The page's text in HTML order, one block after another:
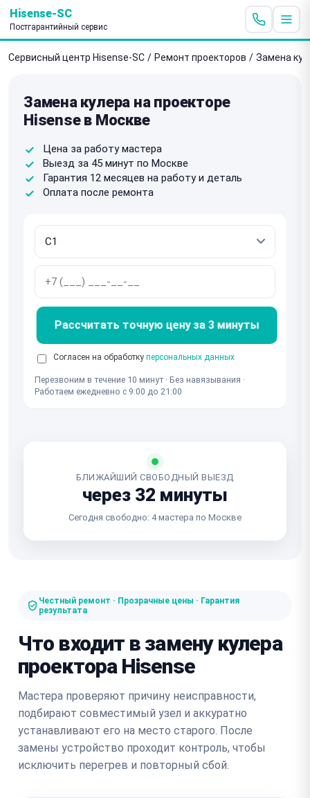
Hisense-SC
Постгарантийный сервис
Сервисный центр Hisense-SC / Ремонт проекторов / Замена
Замена кулера на проекторе
Hisense в Москве
Цена за работу мастера
Выезд за 45 минут по Москве
Гарантия 12 месяцев на работу и деталь
Оплата после ремонта
Рассчитать точную цену за 3 минуты
Согласен на обработку персональных данных
Перезвоним в течение 10 минут · Без навязывания ·
Работаем ежедневно с 9:00 до 21:00
БЛИЖАЙШИЙ СВОБОДНЫЙ ВЫЕЗД
через 32 минуты
Сегодня свободно: 4 мастера по Москве
Честный ремонт · Прозрачные цены · Гарантия
результата
Что входит в замену кулера
проектора Hisense
Мастера проверяют причину неисправности,
подбирают совместимый узел и аккуратно
устанавливают его на место старого. После
замены устройство проходит контроль, чтобы
исключить перегрев и повторный сбой.